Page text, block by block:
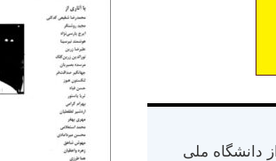
از دانشگاه ملی